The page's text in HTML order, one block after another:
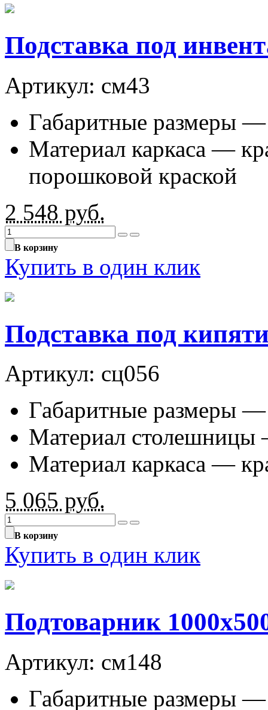
Подставка под
Артикул: см43
Габаритные размеры
Материал каркаса —
порошковой краской
2 548 руб.
В корзину
Купить в один клик
Подставка под
Артикул: сц056
Габаритные размеры
Материал
Материал каркаса —
5 065 руб.
В корзину
Купить в один клик
Подтоварник
Артикул: см148
Габаритные размеры